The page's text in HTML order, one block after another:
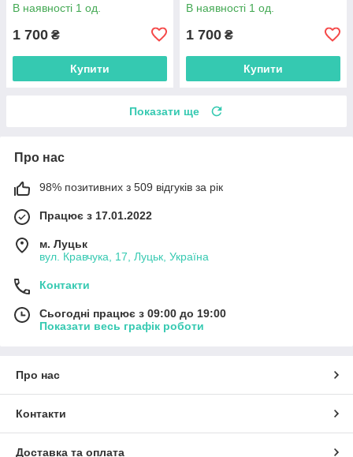
В наявності 1 од.
1 700 ₴
Купити
В наявності 1 од.
1 700 ₴
Купити
Показати ще
Про нас
98% позитивних з 509 відгуків за рік
Працює з 17.01.2022
м. Луцьк
вул. Кравчука, 17, Луцьк, Україна
Контакти
Сьогодні працює з 09:00 до 19:00
Показати весь графік роботи
Про нас
Контакти
Доставка та оплата